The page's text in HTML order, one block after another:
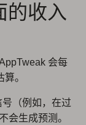
的收入
会每
。
（例如，在过
会生成预测。